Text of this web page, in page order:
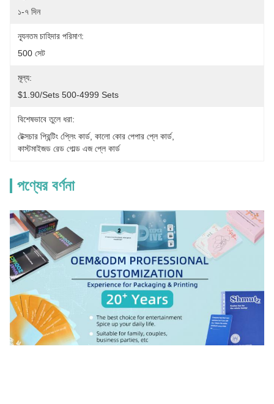
১-৭ দিন
ন্যূনতম চাহিদার পরিমাণ:
500 সেট
মূল্য:
$1.90/sets 500-4999 Sets
বিশেষভাবে তুলে ধরা:
টেক্সচার প্রিন্টিং প্লেিং কার্ড, কালো কোর পেপার প্লে কার্ড,
কাস্টমাইজড রেড গোল্ড এজ প্লে কার্ড
পণ্যের বর্ণনা